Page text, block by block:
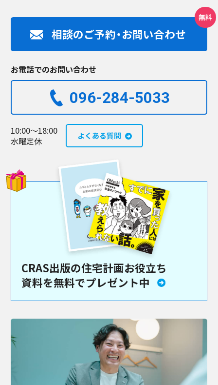
相談のご予約・お問い合わせ
お電話でのお問い合わせ
096-284-5033​
10:00～18:00
水曜定休
よくある質問
CRAS出版の住宅計画お役立ち
資料を無料でプレゼント中